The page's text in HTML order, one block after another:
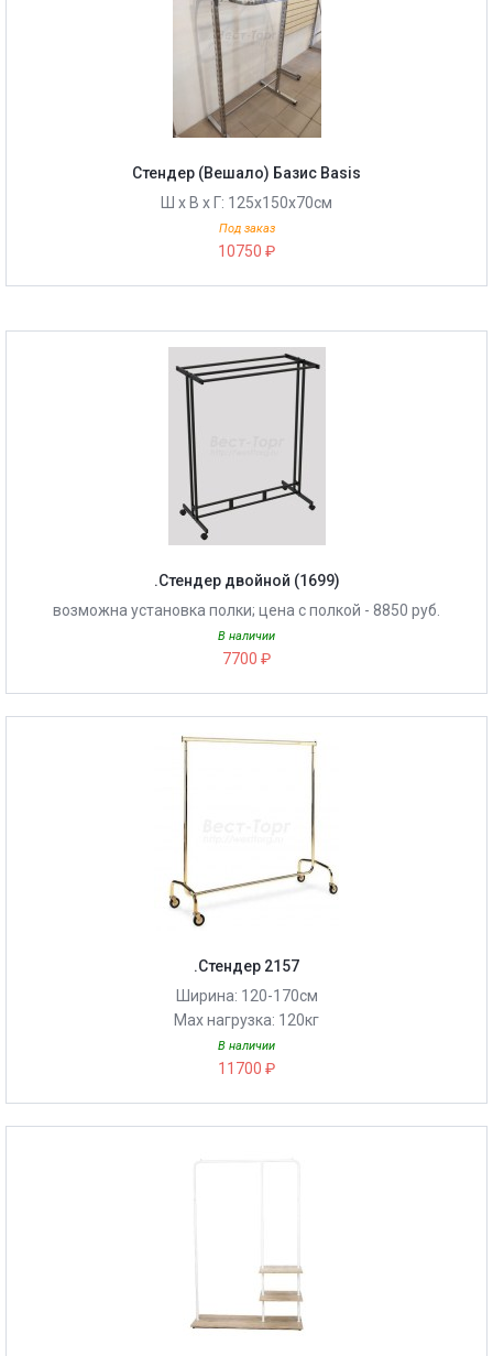
Стендер (Вешало) Базис Basis
Ш х В х Г: 125х150х70см
Под заказ
10750 ₽
.Стендер двойной (1699)
возможна установка полки; цена с полкой - 8850 руб.
В наличии
7700 ₽
.Стендер 2157
Ширина: 120-170см
Max нагрузка: 120кг
В наличии
11700 ₽